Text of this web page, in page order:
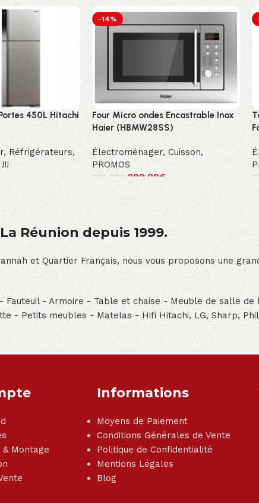
450L Hitachi
, Réfrigérateurs,
-14%
Four Micro ondes Encastrable Inox
Haier (HBMW28SS)
Électroménager,Cuisson,
PROMOS
349.00€ 299.00€
Réunion depuis 1999.
et Quartier Français, nous vous proposons une
- Armoire - Table et chaise - Meuble de salle
- Petits meubles - Matelas - Hifi Hitachi, LG, Sharp,
Montage
Informations
Moyens de Paiement
Conditions Générales de Vente
Politique de Confidentialité
Mentions Légales
Blog